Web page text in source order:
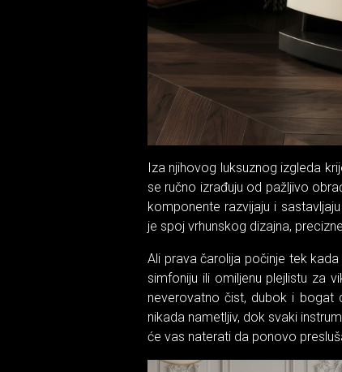
Iza njihovog luksuznog izgleda
se ručno izrađuju od pažljivo
komponente razvijaju i
je spoj vrhunskog dizajna,
Ali prava čarolija počinje tek
simfoniju ili omiljenu plejlistu za
neverovatno čist, dubok i bogat
nikada nametljiv, dok svaki
će vas naterati da ponovo